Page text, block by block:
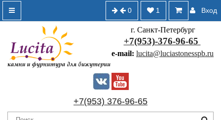
Вход
1
0
г. Санкт-Петербург
+7(953)-376-96-65
e-mail: lucita@luciastonesspb.ru
+7(953) 376-96-65